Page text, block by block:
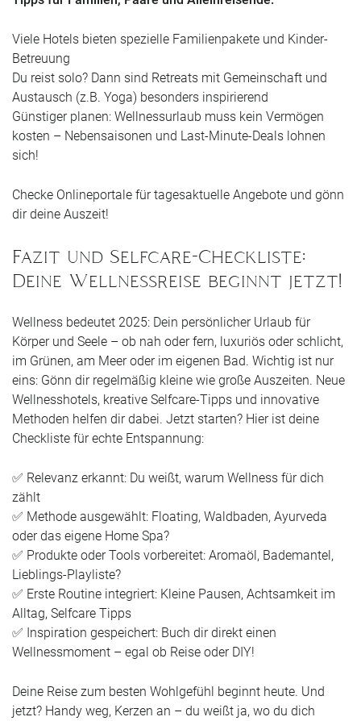
Viele Hotels bieten spezielle Familienpakete und Kinder-
Betreuung
Du reist solo? Dann sind Retreats mit Gemeinschaft und
Austausch (z.B. Yoga) besonders inspirierend
Günstiger planen: Wellnessurlaub muss kein Vermögen
kosten – Nebensaisonen und Last-Minute-Deals lohnen
sich!
Checke Onlineportale für tagesaktuelle Angebote und gönn
dir deine Auszeit!
Fazit und Selfcare-Checkliste:
Deine Wellnessreise beginnt jetzt!
Wellness bedeutet 2025: Dein persönlicher Urlaub für
Körper und Seele – ob nah oder fern, luxuriös oder schlicht,
im Grünen, am Meer oder im eigenen Bad. Wichtig ist nur
eins: Gönn dir regelmäßig kleine wie große Auszeiten. Neue
Wellnesshotels, kreative Selfcare-Tipps und innovative
Methoden helfen dir dabei. Jetzt starten? Hier ist deine
Checkliste für echte Entspannung:
✅ Relevanz erkannt: Du weißt, warum Wellness für dich
zählt
✅ Methode ausgewählt: Floating, Waldbaden, Ayurveda
oder das eigene Home Spa?
✅ Produkte oder Tools vorbereitet: Aromaöl, Bademantel,
Lieblings-Playliste?
✅ Erste Routine integriert: Kleine Pausen, Achtsamkeit im
Alltag, Selfcare Tipps
✅ Inspiration gespeichert: Buch dir direkt einen
Wellnessmoment – egal ob Reise oder DIY!
Deine Reise zum besten Wohlgefühl beginnt heute. Und
jetzt? Handy weg, Kerzen an – du weißt ja, wo du dich